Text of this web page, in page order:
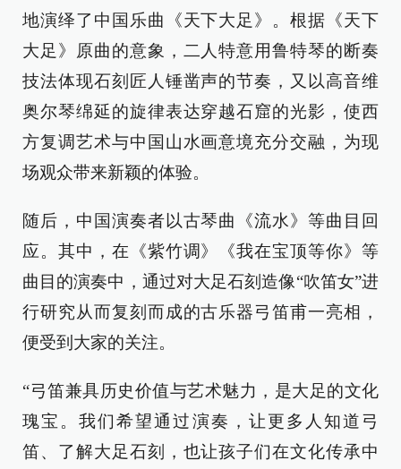
地演绎了中国乐曲《天下大足》。根据《天下
大足》原曲的意象，二人特意用鲁特琴的断奏
技法体现石刻匠人锤凿声的节奏，又以高音维
奥尔琴绵延的旋律表达穿越石窟的光影，使西
方复调艺术与中国山水画意境充分交融，为现
场观众带来新颖的体验。
随后，中国演奏者以古琴曲《流水》等曲目回
应。其中，在《紫竹调》《我在宝顶等你》等
曲目的演奏中，通过对大足石刻造像“吹笛女”进
行研究从而复刻而成的古乐器弓笛甫一亮相，
便受到大家的关注。
“弓笛兼具历史价值与艺术魅力，是大足的文化
瑰宝。我们希望通过演奏，让更多人知道弓
笛、了解大足石刻，也让孩子们在文化传承中